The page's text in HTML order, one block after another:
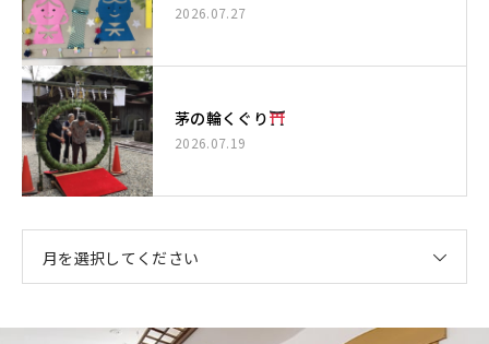
2026.07.27
茅の輪くぐり
2026.07.19
月を選択してください